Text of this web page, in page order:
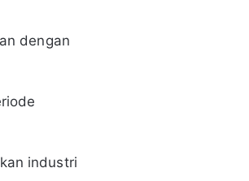
dengan
industri